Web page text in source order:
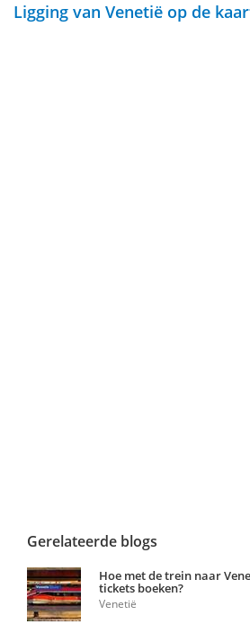
Ligging van Venetië op de
Gerelateerde blogs
Hoe met de trein naar
tickets boeken?
Venetië